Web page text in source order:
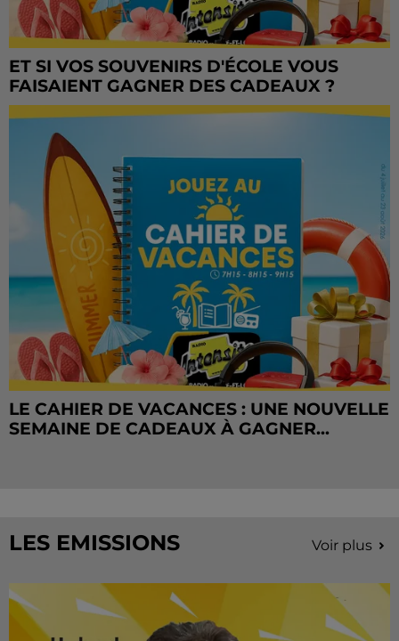
ET SI VOS SOUVENIRS D'ÉCOLE VOUS
FAISAIENT GAGNER DES CADEAUX ?
LE CAHIER DE VACANCES : UNE NOUVELLE
SEMAINE DE CADEAUX À GAGNER...
LES EMISSIONS Voir plus